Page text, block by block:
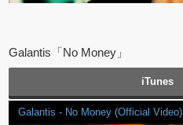
Galantis「No Money」
iTunes
Galantis - No Money (Official Video)